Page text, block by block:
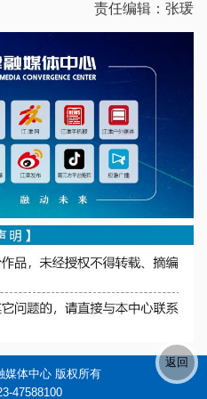
责任编辑：张瑗
媒体中心 版权所有
47588100